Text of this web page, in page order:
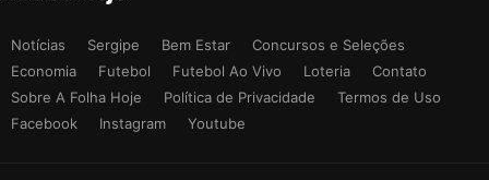
Notícias Sergipe Bem Estar
Concursos e Seleções
Economia
Futebol Futebol Ao Vivo Loteria
Contato
Sobre A Folha Hoje
Política de Privacidade
Termos de Uso
Facebook
Instagram Youtube